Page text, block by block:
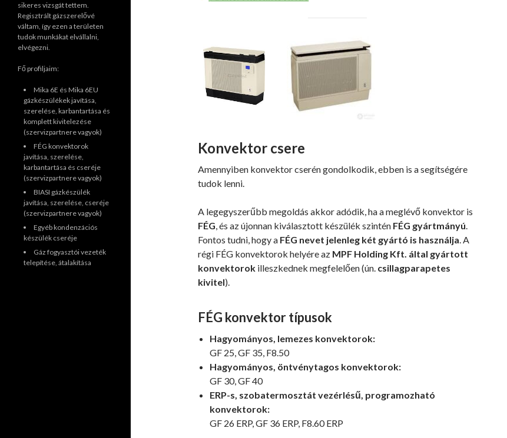
Konvektor csere
Amennyiben konvektor cserén gondolkodik, ebben is a segítségére
tudok lenni.
A legegyszerűbb megoldás akkor adódik, ha a meglévő konvektor is
FÉG, és az újonnan kiválasztott készülék szintén FÉG gyártmányú.
Fontos tudni, hogy a FÉG nevet jelenleg két gyártó is használja. A
régi FÉG konvektorok helyére az MPF Holding Kft. által gyártott
konvektorok illeszkednek megfelelően (ún. csillagparapetes
kivitel).
FÉG konvektor típusok
Hagyományos, lemezes konvektorok:
GF 25, GF 35, F8.50
Hagyományos, öntvénytagos konvektorok:
GF 30, GF 40
ERP-s, szobatermosztát vezérlésű, programozható
konvektorok:
GF 26 ERP, GF 36 ERP, F8.60 ERP
sikeres vizsgát tettem.
Regisztrált gázszerelővé
váltam, így ezen a területen
tudok munkákat elvállalni,
elvégezni.
Fő profiljaim:
Mika 6E és Mika 6EU
gázkészülékek javítása,
szerelése, karbantartása és
komplett kivitelezése
(szervizpartnere vagyok)
FÉG konvektorok
javítása, szerelése,
karbantartása és cseréje
(szervizpartnere vagyok)
BIASI gázkészülék
javítása, szerelése, cseréje
(szervizpartnere vagyok)
Egyéb kondenzációs
készülék cseréje
Gáz fogyasztói vezeték
telepítése, átalakítása